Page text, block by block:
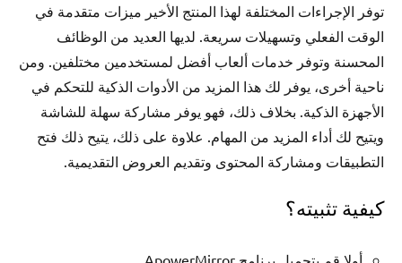
توفر الإجراءات المختلفة لهذا المنتج الأخير ميزات متقدمة في
الوقت الفعلي وتسهيلات سريعة. لديها العديد من الوظائف
المحسنة وتوفر خدمات ألعاب أفضل لمستخدمين مختلفين. ومن
ناحية أخرى، يوفر لك هذا المزيد من الأدوات الذكية للتحكم في
الأجهزة الذكية. بخلاف ذلك، فهو يوفر مشاركة سهلة للشاشة
ويتيح لك أداء المزيد من المهام. علاوة على ذلك، يتيح ذلك فتح
التطبيقات ومشاركة المحتوى وتقديم العروض التقديمية.
كيفية تثبيته؟
أولا قم بتحميل برنامج ApowerMirror.